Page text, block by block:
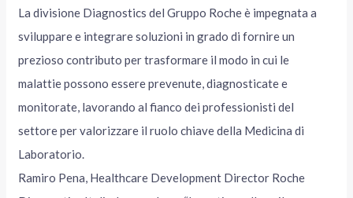
La divisione Diagnostics del Gruppo Roche è impegnata a
sviluppare e integrare soluzioni in grado di fornire un
prezioso contributo per trasformare il modo in cui le
malattie possono essere prevenute, diagnosticate e
monitorate, lavorando al fianco dei professionisti del
settore per valorizzare il ruolo chiave della Medicina di
Laboratorio.
Ramiro Pena, Healthcare Development Director Roche